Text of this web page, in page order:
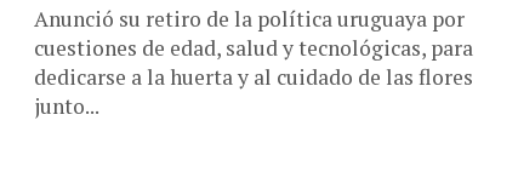
Anunció su retiro de la política uruguaya por
cuestiones de edad, salud y tecnológicas, para
dedicarse a la huerta y al cuidado de las flores
junto...